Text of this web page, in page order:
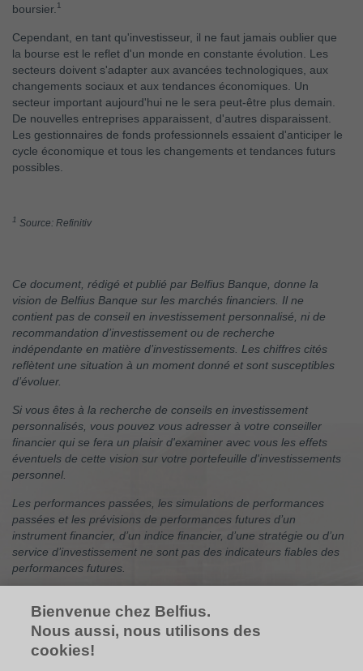
boursier. 1
Cependant, en tant qu'investisseur, il ne faut jamais oublier que
la bourse est le reflet d'un monde en constante évolution. Les
secteurs doivent s'adapter aux avancées technologiques, aux
changements sociaux et aux tendances économiques. Un
secteur important aujourd'hui ne le sera peut-être plus demain.
De nouvelles entreprises apparaissent, d'autres disparaissent.
Les gestionnaires de fonds professionnels essaient d'anticiper le
cycle économique et tous les changements et tendances futurs
possibles.
1 Source: Refinitiv
Ce document, rédigé et publié par Belfius Banque, donne la
vision de Belfius Banque sur les marchés financiers. Il ne
contient pas de conseil en investissement personnalisé, ni de
recommandation d’investissement ou de recherche
indépendante en matière d’investissements. Les chiffres cités
reflètent une situation à un moment donné et sont susceptibles
d’évoluer.
Si vous êtes à la recherche de conseils en investissement
personnalisés, vous pouvez vous adresser à votre conseiller
financier qui se fera un plaisir d'examiner avec vous les effets
éventuels de cette vision sur votre portefeuille d'investissements
personnel.
Les performances passées, les simulations de performances
passées et les prévisions de performances futures d’un
instrument financier, d’un indice financier, d’une stratégie ou d’un
service d’investissement ne sont pas des indicateurs fiables des
performances futures.
commissions, frais et autres charges. Les performances
exprimées dans une autre devise que celle du pays de résidence
de l’investisseur subissent les fluctuations du taux de change, ce
Bienvenue chez Belfius.
Nous aussi, nous utilisons des
cookies!